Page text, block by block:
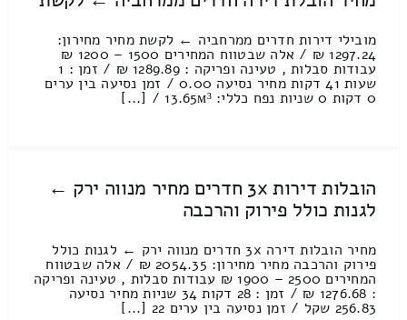
מובילי דירות חדרים ממרחביה ← לקשת מחיר מחירון:
1297.24 ₪ / אלה שבטווח המחירים 1500 – 1200 ₪
עבודות סבלות , טעינה ופריקה : 1289.89 ₪ / זמן : 1
שעות 41 דקות מחיר נסיעה 0.00 / זמן נסיעה בין ערים
0 דקות 0 שניות נפח כללי: 13.65м³ / [...]
הובלות דירות 3x חדרים מחיר מנווה ירק ←
לגנות כולל פירוק והרכבה
מחיר הובלות דירה 3x חדרים מנווה ירק ← לגנות כולל
פירוק והרכבה מחיר מחירון: 2054.35 ₪ / אלה שבטווח
המחירים 2500 – 1900 ₪ עבודות סבלות , טעינה ופריקה
: 1276.68 ₪ / זמן : 28 דקות 34 שניות מחיר נסיעה
256.83 שקל / זמן נסיעה בין ערים 22 [...]